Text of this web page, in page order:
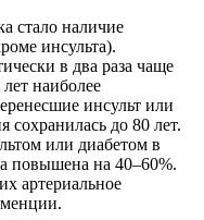
стало наличие
инсульта).
в два раза чаще
наиболее
инсульт или
сохранилась до 80 лет.
или диабетом в
повышена на 40–60%.
артериальное